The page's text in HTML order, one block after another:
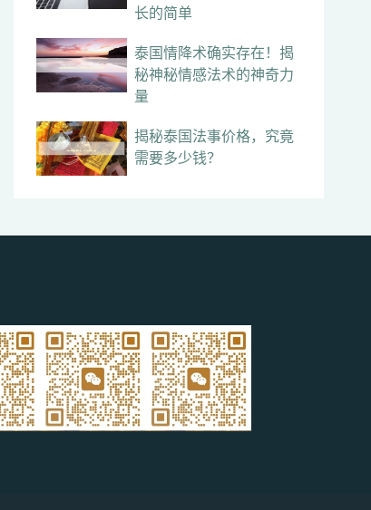
长的简单
泰国情降术确实存在！揭
秘神秘情感法术的神奇力
量
揭秘泰国法事价格，究竟
需要多少钱？